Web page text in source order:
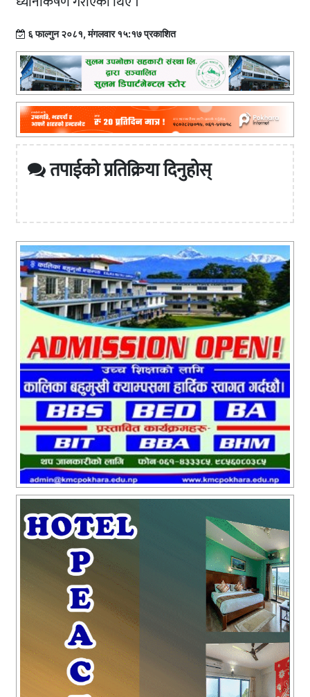
६ फाल्गुन २०८१, मंगलवार १५:१७ प्रकाशित
तपाईको प्रतिक्रिया दिनुहोस्